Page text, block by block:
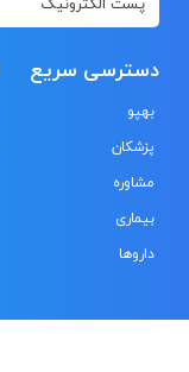
دسترسی سریع
بهپو
پزشکان
مشاوره
بیماری
داروها